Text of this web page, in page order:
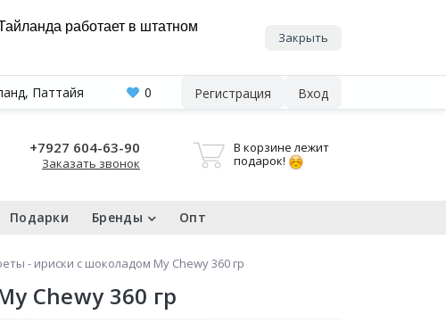
работает в штатном
Закрыть
Паттайя 0 Регистрация Вход
+7927 604-63-90
Заказать звонок
В корзине лежит
подарок!
Подарки Бренды Опт
- ириски с шоколадом My Chewy 360 гр
Chewy 360 гр